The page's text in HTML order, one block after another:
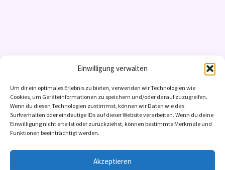
Einwilligung verwalten
Um dir ein optimales Erlebnis zu bieten, verwenden wir Technologien wie
Cookies, um Geräteinformationen zu speichern und/oder darauf zuzugreifen.
Wenn du diesen Technologien zustimmst, können wir Daten wie das
Surfverhalten oder eindeutige IDs auf dieser Website verarbeiten. Wenn du deine
Einwilligung nicht erteilst oder zurückziehst, können bestimmte Merkmale und
Funktionen beeinträchtigt werden.
Akzeptieren